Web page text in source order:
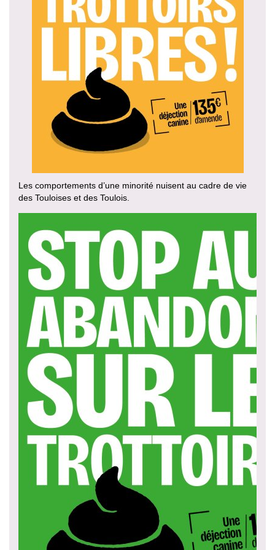
Les comportements d’une minorité nuisent au cadre de vie
des Touloises et des Toulois.